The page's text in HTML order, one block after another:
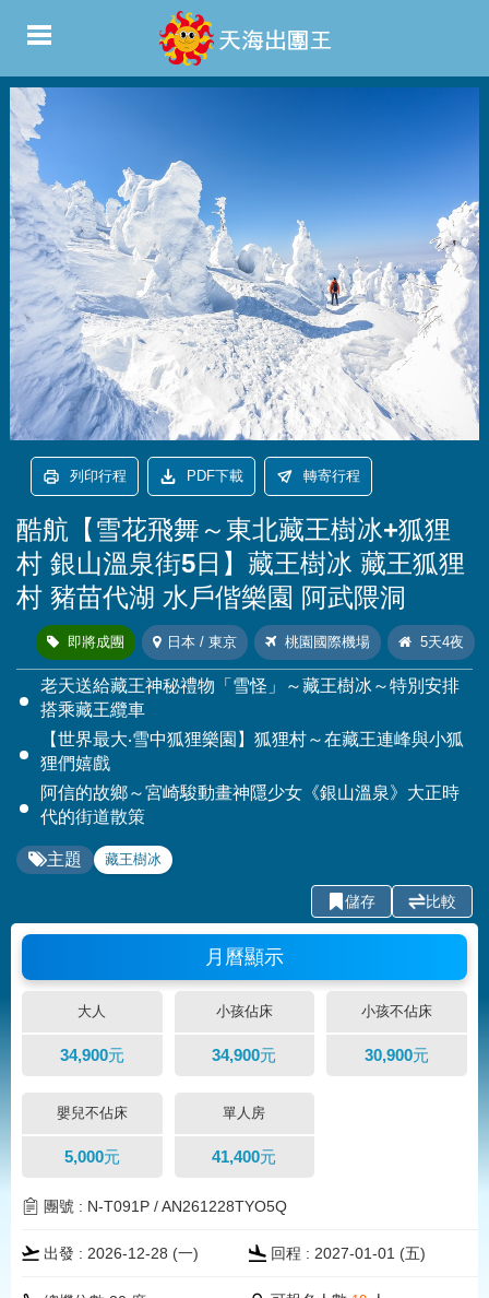
列印行程 PDF下載 轉寄行程
酷航【雪花飛舞～東北藏王樹冰+狐狸
村 銀山溫泉街5日】藏王樹冰 藏王狐狸
村 豬苗代湖 水戶偕樂園 阿武隈洞
即將成團 日本 / 東京 桃園國際機場 5天4夜
老天送給藏王神秘禮物「雪怪」～藏王樹冰～特別安排
搭乘藏王纜車
【世界最大‧雪中狐狸樂園】狐狸村～在藏王連峰與小狐
狸們嬉戲
阿信的故鄉～宮崎駿動畫神隱少女《銀山溫泉》大正時
代的街道散策
主題 藏王樹冰
儲存 比較
月曆顯示
大人 小孩佔床 小孩不佔床
34,900元 34,900元 30,900元
嬰兒不佔床 單人房
5,000元 41,400元
團號 : N-T091P / AN261228TYO5Q
出發 : 2026-12-28 (一) 回程 : 2027-01-01 (五)